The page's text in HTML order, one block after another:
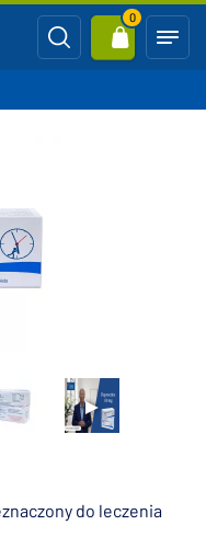
0
do leczenia